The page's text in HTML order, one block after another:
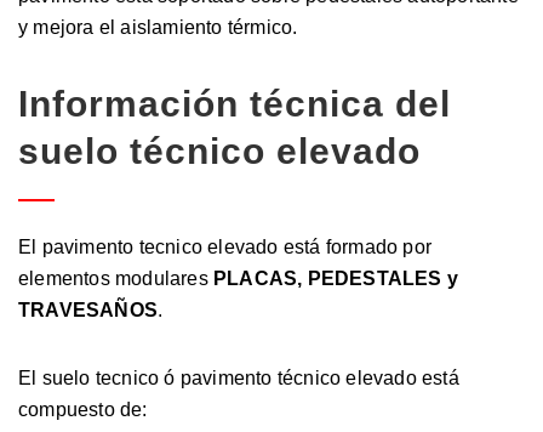
y mejora el aislamiento térmico.
Información técnica del
suelo técnico elevado
El pavimento tecnico elevado está formado por
elementos modulares PLACAS, PEDESTALES y
TRAVESAÑOS.
El suelo tecnico ó pavimento técnico elevado está
compuesto de: